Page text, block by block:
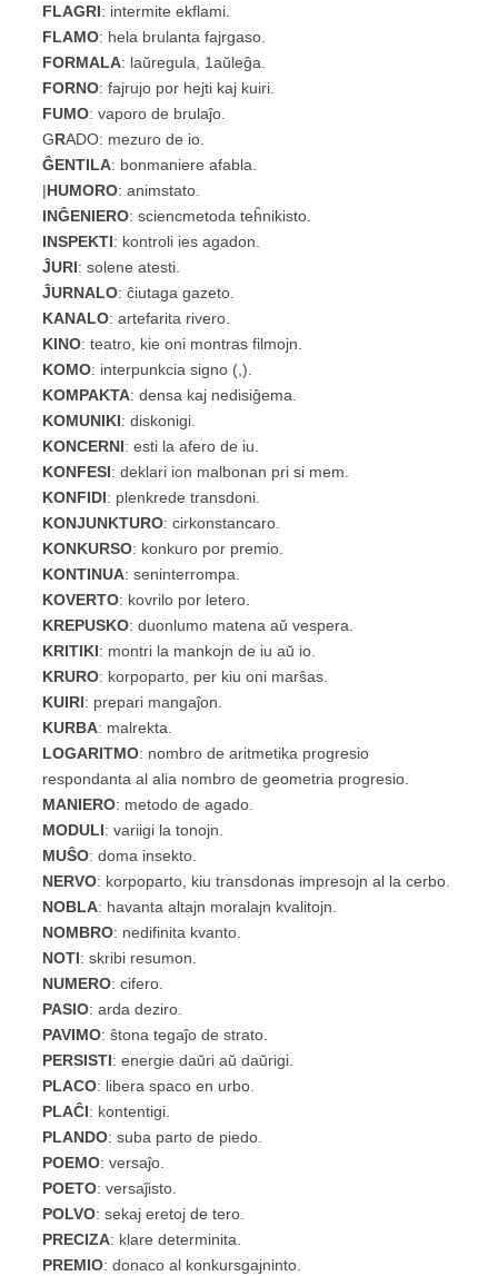
FLAGRI: intermite ekflami.
FLAMO: hela brulanta fajrgaso.
FORMALA: laŭregula, 1aŭleĝa.
FORNO: fajrujo por hejti kaj kuiri.
FUMO: vaporo de brulaĵo.
GRADO: mezuro de io.
ĜENTILA: bonmaniere afabla.
|HUMORO: animstato.
INĜENIERO: sciencmetoda teĥnikisto.
INSPEKTI: kontroli ies agadon.
ĴURI: solene atesti.
ĴURNALO: ĉiutaga gazeto.
KANALO: artefarita rivero.
KINO: teatro, kie oni montras filmojn.
KOMO: interpunkcia signo (,)
KOMPAKTA: densa kaj nedisiĝema.
KOMUNIKI: diskonigi.
KONCERNI: esti la afero de iu.
KONFESI: deklari ion malbonan pri si mem.
KONFIDI: plenkrede transdoni.
KONJUNKTURO: cirkonstancaro.
KONKURSO: konkuro por premio.
KONTINUA: seninterrompa.
KOVERTO: kovrilo por letero.
KREPUSKO: duonlumo matena aŭ vespera.
KRITIKI: montri la mankojn de iu aŭ io.
KRURO: korpoparto, per kiu oni marŝas.
KUIRI: prepari mangaĵon.
KURBA: malrekta.
LOGARITMO: nombro de aritmetika progresio
respondanta al alia nombro de geometria progresio.
MANIERO: metodo de agado.
MODULI: variigi la tonojn.
MUŜO: doma insekto.
NERVO: korpoparto, kiu transdonas impresojn al la cerbo.
NOBLA: havanta altajn moralajn kvalitojn.
NOMBRO: nedifinita kvanto.
NOTI: skribi resumon.
NUMERO: cifero.
PASIO: arda deziro.
PAVIMO: ŝtona tegaĵo de strato.
PERSISTI: energie daŭri aŭ daŭrigi.
PLACO: libera spaco en urbo.
PLAĈI: kontentigi.
PLANDO: suba parto de piedo.
POEMO: versaĵo.
POETO: versaĵisto.
POLVO: sekaj eretoj de tero.
PRECIZA: klare determinita.
PREMIO: donaco al konkursgajninto.